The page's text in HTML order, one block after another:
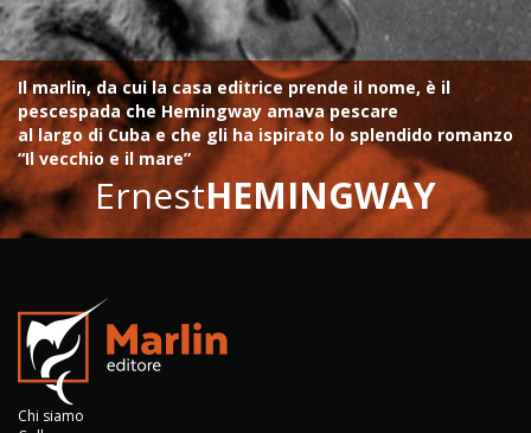
Il marlin, da cui la casa editrice prende il nome, è il
pescespada che Hemingway amava pescare
al largo di Cuba e che gli ha ispirato lo splendido romanzo
“Il vecchio e il mare”
ErnestHEMINGWAY
Chi siamo